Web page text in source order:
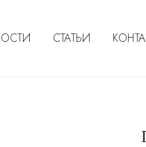
СТАТЬИ